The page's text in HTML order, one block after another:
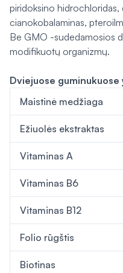
piridoksino hidrochloridas,
cianokobalaminas,
Be GMO -sudedamosios
modifikuotų organizmų.
Dviejuose guminukuose
Maistinė medžiaga
Ežiuolės ekstraktas
Vitaminas A
Vitaminas B6
Vitaminas B12
Folio rūgštis
Biotinas